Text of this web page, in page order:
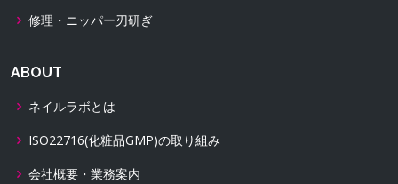
修理・ニッパー刃研ぎ
ABOUT
ネイルラボとは
ISO22716(化粧品GMP)の取り組み
会社概要・業務案内